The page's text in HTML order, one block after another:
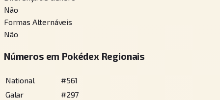
Não
Formas Alternáveis
Não
Números em Pokédex Regionais
National #561
Galar
#297